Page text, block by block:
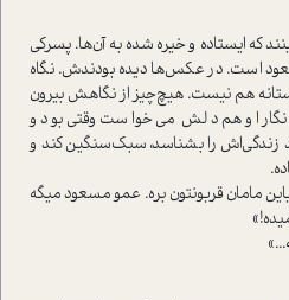
که ایستاده و خیره شده به آن‌ها. پسرکی
ا‌ست. در عکس‌ها دیده بودندش. نگاه
هم نیست. هیچ‌چیز از نگاهش بیرون
او هم دلش می‌خوا‌ست وقتی بود و
را بشناسد، سبک‌سنگین کند و
مامان قربونتون بره. عمو مسعود میگه